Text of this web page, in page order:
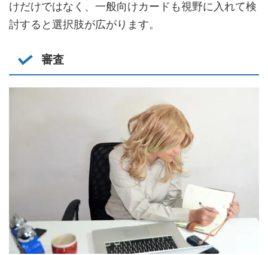
けだけではなく、一般向けカードも視野に入れて検
討すると選択肢が広がります。
審査